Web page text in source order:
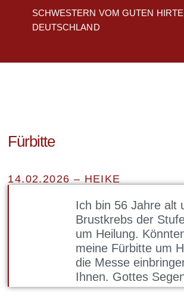
SCHWESTERN VOM GUTEN
DEUTSCHLAND
Fürbitte
14.02.2026 – HEIKE
Ich bin 56 Jahre alt
Brustkrebs der
um Heilung.
meine Fürbitte um
die Messe
Ihnen. Gottes